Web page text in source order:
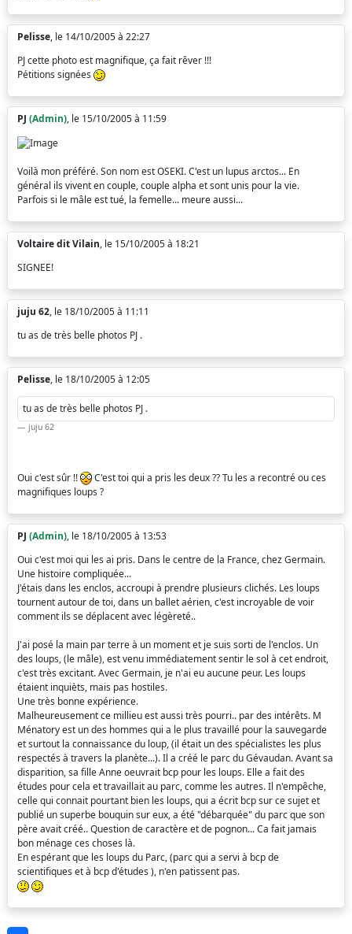
Pelisse, le 14/10/2005 à 22:27
PJ cette photo est magnifique, ça fait rêver !!!
Pétitions signées
PJ (Admin), le 15/10/2005 à 11:59
Voilà mon préféré. Son nom est OSEKI. C'est un lupus arctos... En
général ils vivent en couple, couple alpha et sont unis pour la vie.
Parfois si le mâle est tué, la femelle... meure aussi...
Voltaire dit Vilain, le 15/10/2005 à 18:21
SIGNEE!
juju 62, le 18/10/2005 à 11:11
tu as de très belle photos PJ .
Pelisse, le 18/10/2005 à 12:05
tu as de très belle photos PJ .
juju 62
Oui c'est sûr !!
C'est toi qui a pris les deux ?? Tu les a recontré ou ces
magnifiques loups ?
PJ (Admin), le 18/10/2005 à 13:53
Oui c'est moi qui les ai pris. Dans le centre de la France, chez Germain.
Une histoire compliquée...
J'étais dans les enclos, accroupi à prendre plusieurs clichés. Les loups
tournent autour de toi, dans un ballet aérien, c'est incroyable de voir
comment ils se déplacent avec légèreté..
J'ai posé la main par terre à un moment et je suis sorti de l'enclos. Un
des loups, (le mâle), est venu immédiatement sentir le sol à cet endroit,
c'est très excitant. Avec Germain, je n'ai eu aucune peur. Les loups
étaient inquièts, mais pas hostiles.
Une très bonne expérience.
Malheureusement ce millieu est aussi très pourri.. par des intérêts. M
Ménatory est un des hommes qui a le plus travaillé pour la sauvegarde
et surtout la connaissance du loup, (il était un des spécialistes les plus
respectés à travers la planète...). Il a créé le parc du Gévaudan. Avant sa
disparition, sa fille Anne oeuvrait bcp pour les loups. Elle a fait des
études pour cela et travaillait au parc, comme les autres. Il n'empêche,
celle qui connait pourtant bien les loups, qui a écrit bcp sur ce sujet et
publié un superbe bouquin sur eux, a été "débarquée" du parc que son
père avait créé.. Question de caractère et de pognon... Ca fait jamais
bon ménage ces choses là.
En espérant que les loups du Parc, (parc qui a servi à bcp de
scientifiques et à bcp d'études ), n'en patissent pas.